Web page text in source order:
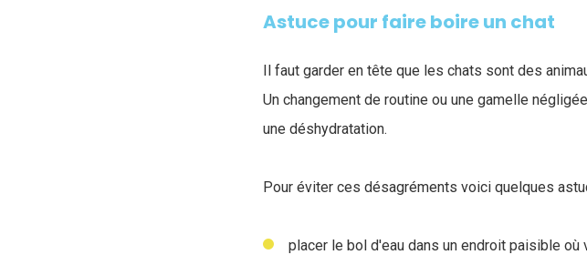
Astuce pour faire boire un chat
Il faut garder en tête que les chats sont des
Un changement de routine ou une gamelle
une déshydratation.
Pour éviter ces désagréments voici quelques
placer le bol d'eau dans un endroit paisible où